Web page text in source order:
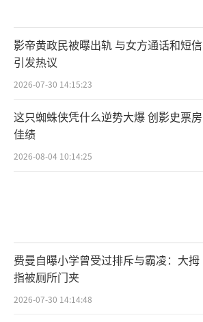
影帝黄政民被曝出轨 与女方通话和短信
引发热议
2026-07-30 14:15:23
这只蜘蛛侠凭什么逆势大爆 创影史票房
佳绩
2026-08-04 10:14:25
费曼自曝小学曾受过排斥与霸凌：大拇
指被厕所门夹
2026-07-30 14:14:48